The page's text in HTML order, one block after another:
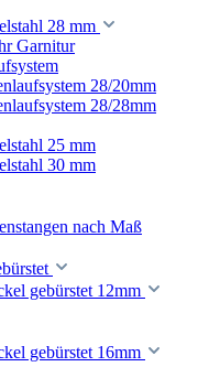
28 mm
Garnitur
28/20mm
28/28mm
25 mm
30 mm
nach Maß
gebürstet 12mm
gebürstet 16mm